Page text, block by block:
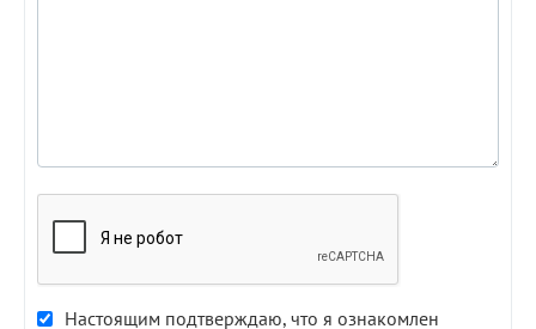
Настоящим подтверждаю, что я ознакомлен